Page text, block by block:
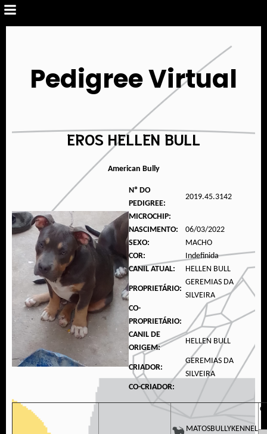
Pedigree Virtual
EROS HELLEN BULL
American Bully
Nº DO
PEDIGREE:
2019.45.3142
MICROCHIP:
NASCIMENTO:
06/03/2022
SEXO:
MACHO
COR:
Indefinida
CANIL ATUAL:
HELLEN BULL
PROPRIETÁRIO:
GEREMIAS DA
SILVEIRA
CO-
PROPRIETÁRIO:
CANIL DE
ORIGEM:
HELLEN BULL
CRIADOR:
GEREMIAS DA
SILVEIRA
CO-CRIADOR:
MATOSBULLYKENNEL